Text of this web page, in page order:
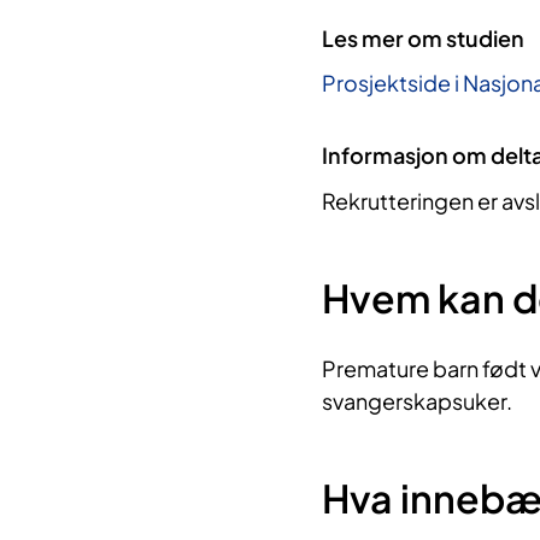
Les mer om studien
Prosjektside i
Informasjon om
Rekrutteringen er
Hvem kan
Premature barn født
svangerskapsuker.
Hva